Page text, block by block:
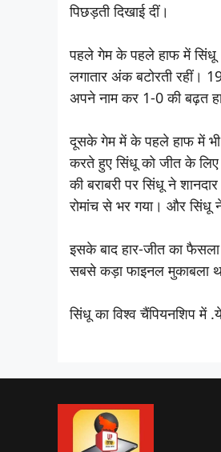
पिछड़ती दिखाई दीं।
पहले गेम के पहले हाफ में सिंधू
लगातार अंक बटोरती रहीं।
अपने नाम कर 1-0 की बढ़त
दूसके गेम में के पहले हाफ में
करते हुए सिंधू को जीत के
की बराबरी पर सिंधू ने
रोमांच से भर गया। और
इसके बाद हार-जीत का फैसला
सबसे कड़ा फाइनल मुकाबला
सिंधू का विश्व चैंपियनशिप